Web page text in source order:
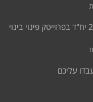
חברת אורון נדל"ן תבנה 270 יח"ד בפרוייטק פינוי בינוי
עליכם